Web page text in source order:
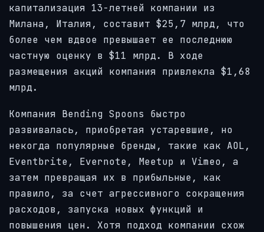
капитализация 13-летней компании из
Милана, Италия, составит $25,7 млрд, что
более чем вдвое превышает ее последнюю
частную оценку в $11 млрд. В ходе
размещения акций компания привлекла $1,68
млрд.
Компания Bending Spoons быстро
развивалась, приобретая устаревшие, но
некогда популярные бренды, такие как AOL,
Eventbrite, Evernote, Meetup и Vimeo, а
затем превращая их в прибыльные, как
правило, за счет агрессивного сокращения
расходов, запуска новых функций и
повышения цен. Хотя подход компании схож